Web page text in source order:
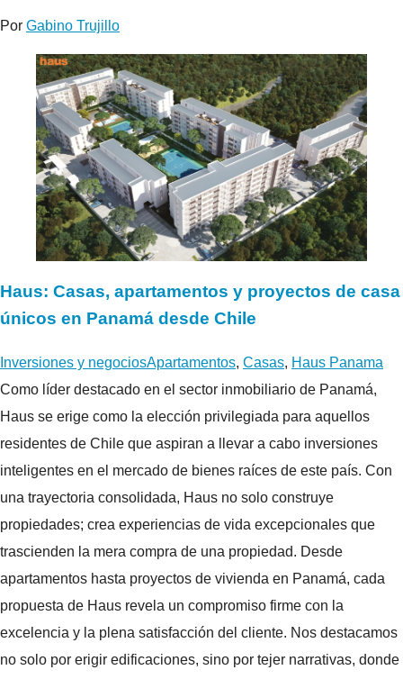
Por Gabino Trujillo
Haus: Casas, apartamentos y proyectos de casa
únicos en Panamá desde Chile
Inversiones y negociosApartamentos, Casas, Haus Panama
Como líder destacado en el sector inmobiliario de Panamá,
Haus se erige como la elección privilegiada para aquellos
residentes de Chile que aspiran a llevar a cabo inversiones
inteligentes en el mercado de bienes raíces de este país. Con
una trayectoria consolidada, Haus no solo construye
propiedades; crea experiencias de vida excepcionales que
trascienden la mera compra de una propiedad. Desde
apartamentos hasta proyectos de vivienda en Panamá, cada
propuesta de Haus revela un compromiso firme con la
excelencia y la plena satisfacción del cliente. Nos destacamos
no solo por erigir edificaciones, sino por tejer narrativas, donde